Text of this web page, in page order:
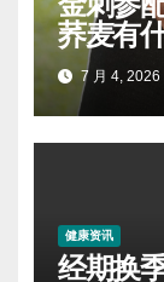
荞麦有
7 月 4, 2026
健康资讯
经期换